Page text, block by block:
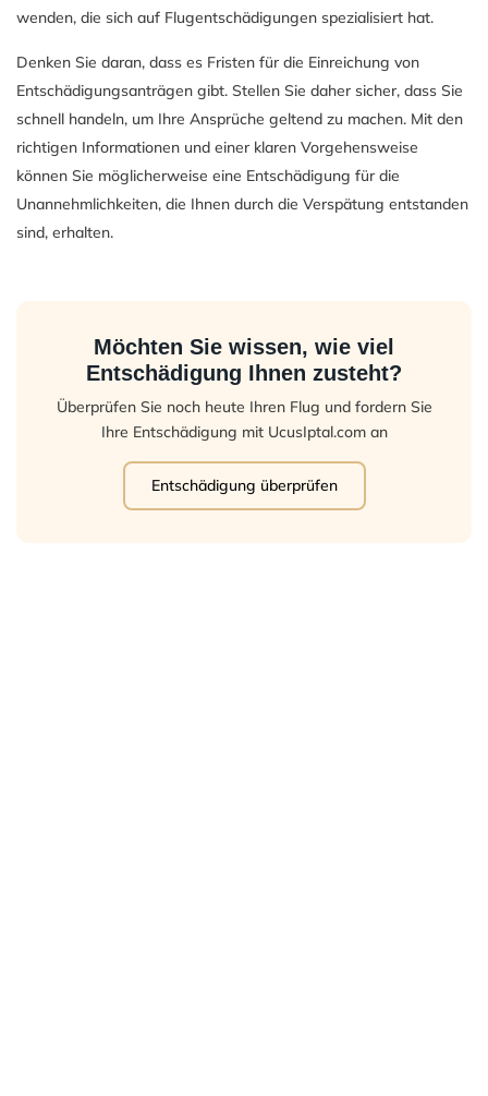
wenden, die sich auf Flugentschädigungen spezialisiert hat.
Denken Sie daran, dass es Fristen für die Einreichung von
Entschädigungsanträgen gibt. Stellen Sie daher sicher, dass Sie
schnell handeln, um Ihre Ansprüche geltend zu machen. Mit den
richtigen Informationen und einer klaren Vorgehensweise
können Sie möglicherweise eine Entschädigung für die
Unannehmlichkeiten, die Ihnen durch die Verspätung entstanden
sind, erhalten.
Möchten Sie wissen, wie viel
Entschädigung Ihnen zusteht?
Überprüfen Sie noch heute Ihren Flug und fordern Sie
Ihre Entschädigung mit UcusIptal.com an
Entschädigung überprüfen